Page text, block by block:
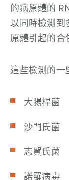
的病原體的
以同時檢測到
原體引起的合
這些檢測的一
大腸桿菌
沙門氏菌
志賀氏菌
諾羅病毒